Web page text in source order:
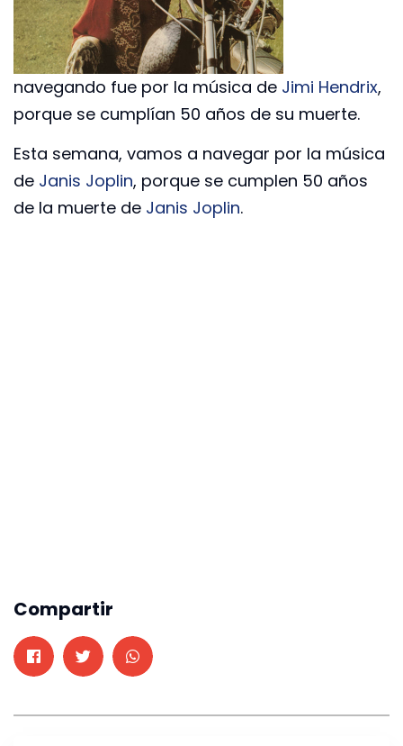
navegando fue por la música de Jimi Hendrix,
porque se cumplían 50 años de su muerte.
Esta semana, vamos a navegar por la música
de Janis Joplin, porque se cumplen 50 años
de la muerte de Janis Joplin.
Compartir